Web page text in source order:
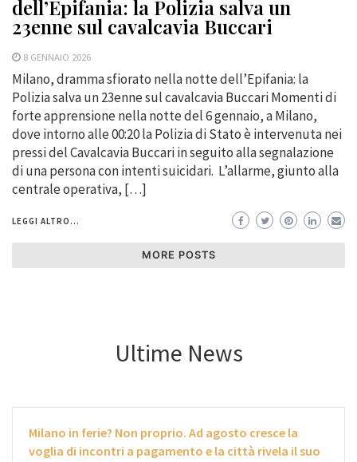
dell’Epifania: la Polizia salva un
23enne sul cavalcavia Buccari
8 GENNAIO 2026
Milano, dramma sfiorato nella notte dell’Epifania: la
Polizia salva un 23enne sul cavalcavia Buccari Momenti di
forte apprensione nella notte del 6 gennaio, a Milano,
dove intorno alle 00:20 la Polizia di Stato è intervenuta nei
pressi del Cavalcavia Buccari in seguito alla segnalazione
di una persona con intenti suicidari. L’allarme, giunto alla
centrale operativa, […]
LEGGI ALTRO...
MORE POSTS
Ultime News
Milano in ferie? Non proprio. Ad agosto cresce la
voglia di incontri a pagamento e la città rivela il suo